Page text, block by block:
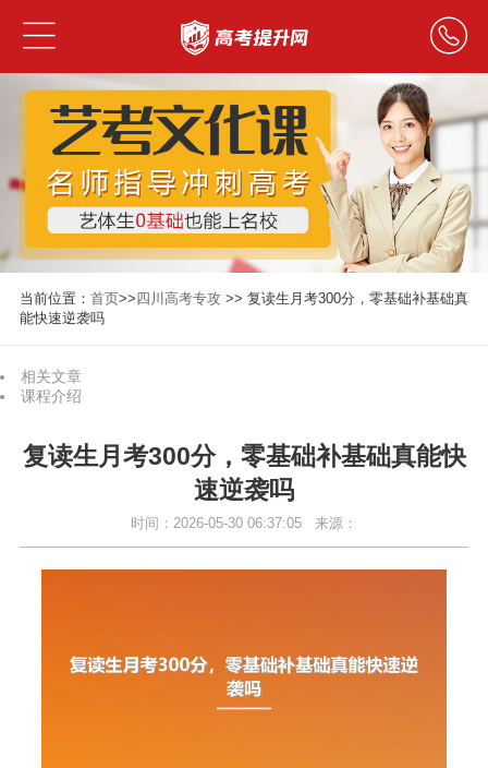
当前位置： 首页>>四川高考专攻>> 复读生月考300分，零基础补基础真
能快速逆袭吗
相关文章
课程介绍
复读生月考300分，零基础补基础真能快
速逆袭吗
时间：2026-05-30 06:37:05 来源：